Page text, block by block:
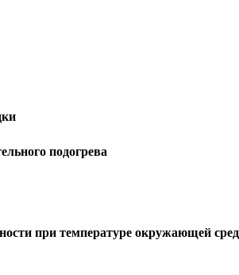
подогрева
при температуре окружающей